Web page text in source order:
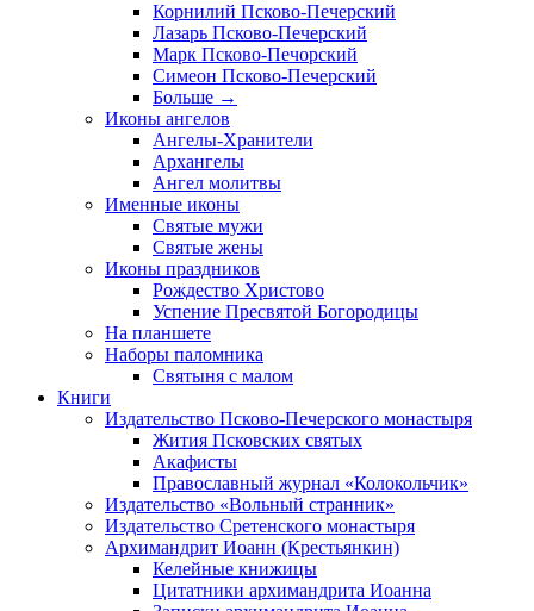
Корнилий Псково-Печерский
Лазарь Псково-Печерский
Марк Псково-Печорский
Симеон Псково-Печерский
Больше →
Иконы ангелов
Ангелы-Хранители
Архангелы
Ангел молитвы
Именные иконы
Святые мужи
Святые жены
Иконы праздников
Рождество Христово
Успение Пресвятой Богородицы
На планшете
Наборы паломника
Святыня с малом
Книги
Издательство Псково-Печерского монастыря
Жития Псковских святых
Акафисты
Православный журнал «Колокольчик»
Издательство «Вольный странник»
Издательство Сретенского монастыря
Архимандрит Иоанн (Крестьянкин)
Келейные книжицы
Цитатники архимандрита Иоанна